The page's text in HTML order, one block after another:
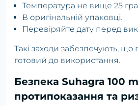
Температура не вище 25
В оригінальній упаковці.
Перевіряйте дату перед
Такі заходи забезпечують,
готовий до використання.
Безпека Suhagra 100
протипоказання та